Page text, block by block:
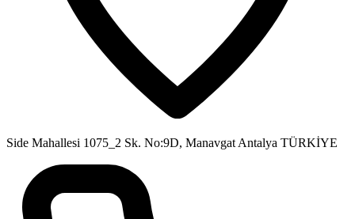
Side Mahallesi 1075_2 Sk. No:9D, Manavgat Antalya TÜRKİYE